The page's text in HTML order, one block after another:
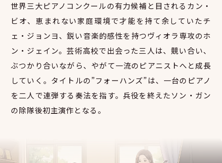
世界三大ピアノコンクールの有力候補と目されるカン・
ビオ、恵まれない家庭環境で才能を持て余していたチ
ェ・ジョンヨ、鋭い音楽的感性を持つヴィオラ専攻のホ
ン・ジェイン。芸術高校で出会った三人は、競い合い、
ぶつかり合いながら、やがて一流のピアニストへと成長
していく。タイトルの”フォーハンズ”は、一台のピアノ
を二人で連弾する奏法を指す。兵役を終えたソン・ガン
の除隊後初主演作となる。